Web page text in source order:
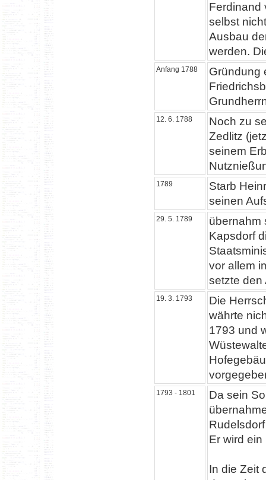
Ferdinand
selbst
Ausbau
werden.
Anfang 1788
Gründung
12. 6. 1788
Noch zu
Zedlitz
seinem
1789
Starb
seinen
29. 5. 1789
übernahm
Kapsdorf
vor allem
setzte den
19. 3. 1793
Die
währte
1793 und
1793 - 1801
Da sein
Er wird
In die Zeit